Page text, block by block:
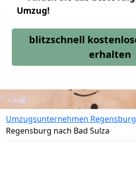
Umzug!
blitzschnell
erhalten
Umzugsunternehmen Regensburg
Regensburg nach Bad Sulza